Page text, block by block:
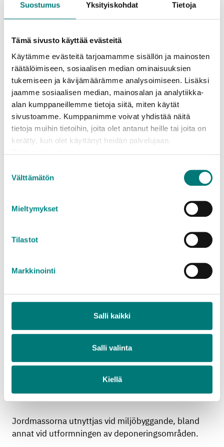
Suostumus Yksityiskohdat Tietoja
Tämä sivusto käyttää evästeitä
Käytämme evästeitä tarjoamamme sisällön ja mainosten
räätälöimiseen, sosiaalisen median ominaisuuksien
tukemiseen ja kävijämäärämme analysoimiseen. Lisäksi
jaamme sosiaalisen median, mainosalan ja analytiikka-
alan kumppaneillemme tietoja siitä, miten käytät
sivustoamme. Kumppanimme voivat yhdistää näitä
tietoja muihin tietoihin, joita olet antanut heille tai joita on
kerätty, kun olet käyttänyt heidän palvelujaan.
valinta
Välttämätön
Mieltymykset
Tilastot
Markkinointi
Salli kaikki
Salli valinta
Kiellä
0.00 €
Mottagningsställen och mängdbegränsningar
Lojo avfallscentral: under 2 m
Borgå avfallscentral: under 2 m
Sibbo avfallsstation: under 2 m
Tas emot som blandavfall till blandavfallspris:
Askola avfallsstation,Hangö avfallsstation,Ingå
avfallsstation,Karis avfallsstation,Karislojo
avfallsstation,Högfors avfallsstation,Lovisa
avfallsstation,Borgnäs avfallsstation,Pusula
avfallsstation ,Strömfors avfallsstation,Ekenäs
små laster från
hushållsom förs till avfallsstationen. (Moms
separata sidor med prislistor:
(små och stora laster)
Avfallsstationernas prislista för företag (små
Vad händer med avfallet?
Jordmassorna utnyttjas vid miljöbyggande, bland
annat vid utformningen av deponeringsområden.